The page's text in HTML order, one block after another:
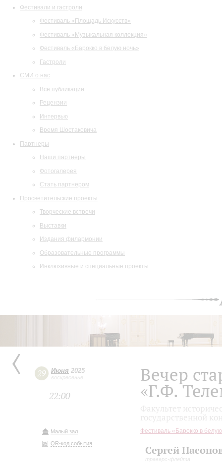
Фестивали и гастроли
Фестиваль «Площадь Искусств»
Фестиваль «Музыкальная коллекция»
Фестиваль «Барокко в белую ночь»
Гастроли
СМИ о нас
Все публикации
Рецензии
Интервью
Время Шостаковича
Партнеры
Наши партнеры
Фотогалерея
Стать партнером
Просветительские проекты
Творческие встречи
Выставки
Издания филармонии
Образовательные программы
Инклюзивные и специальные проекты
29 Июня 2025
воскресенье
22:00
Малый зал
QR-код события
Вечер
«Г.Ф.
Фестиваль «Барокко в
Сергей
траверс-флейта